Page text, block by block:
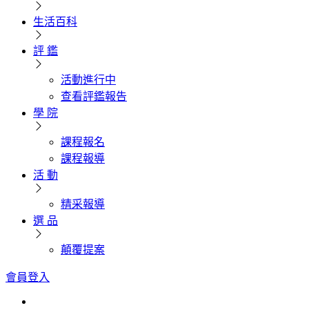
生活百科
評 鑑
活動進行中
查看評鑑報告
學 院
課程報名
課程報導
活 動
精采報導
選 品
顛覆提案
會員登入